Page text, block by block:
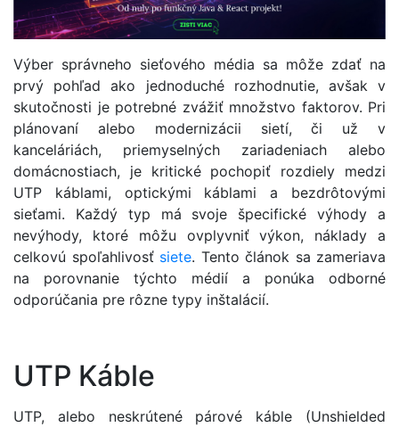
Výber správneho sieťového média sa môže zdať na
prvý pohľad ako jednoduché rozhodnutie, avšak v
skutočnosti je potrebné zvážiť množstvo faktorov. Pri
plánovaní alebo modernizácii sietí, či už v
kanceláriách, priemyselných zariadeniach alebo
domácnostiach, je kritické pochopiť rozdiely medzi
UTP káblami, optickými káblami a bezdrôtovými
sieťami. Každý typ má svoje špecifické výhody a
nevýhody, ktoré môžu ovplyvniť výkon, náklady a
celkovú spoľahlivosť siete. Tento článok sa zameriava
na porovnanie týchto médií a ponúka odborné
odporúčania pre rôzne typy inštalácií.
UTP Káble
UTP, alebo neskrútené párové káble (Unshielded